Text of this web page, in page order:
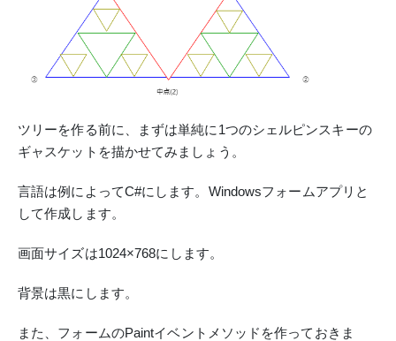
ツリーを作る前に、まずは単純に1つのシェルピンスキーの
ギャスケットを描かせてみましょう。
言語は例によってC#にします。Windowsフォームアプリと
して作成します。
画面サイズは1024×768にします。
背景は黒にします。
また、フォームのPaintイベントメソッドを作っておきま